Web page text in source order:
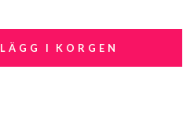
LÄGG I KORGEN